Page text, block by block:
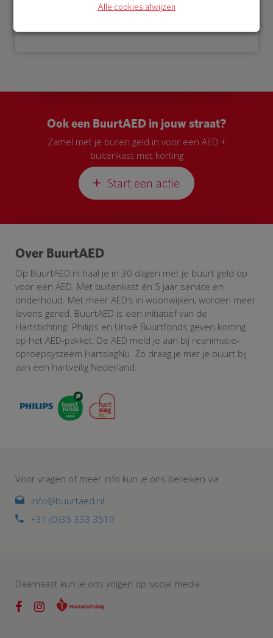
Ook een BuurtAED in jouw straat?
Zamel met je buren geld in voor een AED +
buitenkast met korting
Start een actie
Over BuurtAED
Op BuurtAED.nl haal je in 30 dagen met je buurt geld op
voor een AED. Met buitenkast én 5 jaar service en
onderhoud. Met meer AED’s in woonwijken, worden meer
levens gered. BuurtAED is een initiatief van de
Hartstichting. Philips en Univé Buurtfonds geven korting
op het AED-pakket. De AED meld je aan bij reanimatie-
oproepsysteem HartslagNu. Zo draag je met je buurt bij
aan een hartveilig Nederland.
Voor vragen of meer info kun je ons bereiken via
info@buurtaed.nl
+31 (0)35 333 3510
Daarnaast kun je ons volgen op social media
Alle cookies afwijzen